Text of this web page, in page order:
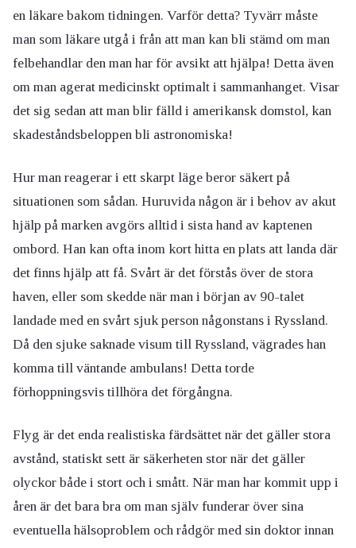
en läkare bakom tidningen. Varför detta? Tyvärr måste
man som läkare utgå i från att man kan bli stämd om man
felbehandlar den man har för avsikt att hjälpa! Detta även
om man agerat medicinskt optimalt i sammanhanget. Visar
det sig sedan att man blir fälld i amerikansk domstol, kan
skadeståndsbeloppen bli astronomiska!
Hur man reagerar i ett skarpt läge beror säkert på
situationen som sådan. Huruvida någon är i behov av akut
hjälp på marken avgörs alltid i sista hand av kaptenen
ombord. Han kan ofta inom kort hitta en plats att landa där
det finns hjälp att få. Svårt är det förstås över de stora
haven, eller som skedde när man i början av 90-talet
landade med en svårt sjuk person någonstans i Ryssland.
Då den sjuke saknade visum till Ryssland, vägrades han
komma till väntande ambulans! Detta torde
förhoppningsvis tillhöra det förgångna.
Flyg är det enda realistiska färdsättet när det gäller stora
avstånd, statiskt sett är säkerheten stor när det gäller
olyckor både i stort och i smått. När man har kommit upp i
åren är det bara bra om man själv funderar över sina
eventuella hälsoproblem och rådgör med sin doktor innan